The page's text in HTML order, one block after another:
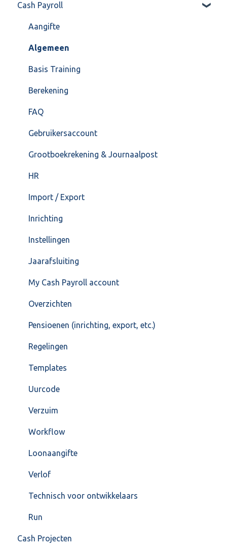
Formulierlayout
Voorraad
Overig
VoorraadService & Onderhoud
Algemeen
Inrichting
Jaarafsluiting
Salarisberekening
Overig
FAQ – Beëindiging CASH Lonen en overstap naar
Cash Payroll
Aangifte
Algemeen
Basis Training
Berekening
FAQ
Gebruikersaccount
Grootboekrekening & Journaalpost
HR
Import / Export
Inrichting
Instellingen
Jaarafsluiting
My Cash Payroll account
Overzichten
Pensioenen (inrichting, export, etc.)
Regelingen
Templates
Uurcode
Verzuim
Workflow
Loonaangifte
Verlof
Technisch voor ontwikkelaars
Run
Cash Projecten